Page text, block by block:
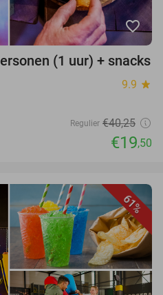
favorite_border
(1 uur) + snacks
9.9 star
Regulier €40,25
€19,50
61%